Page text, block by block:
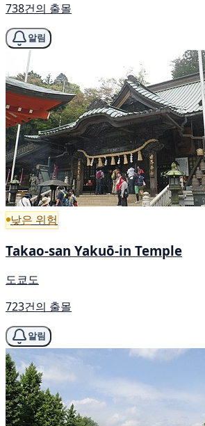
738건의 출몰
알림
낮은 위험
Takao-san Yakuō-in Temple
도쿄도
723건의 출몰
알림